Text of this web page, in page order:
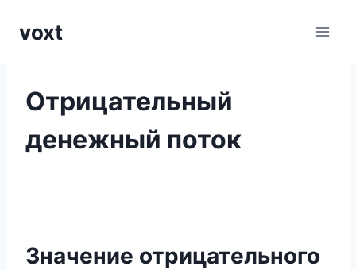
voxt
Отрицательный
денежный поток
Значение отрицательного